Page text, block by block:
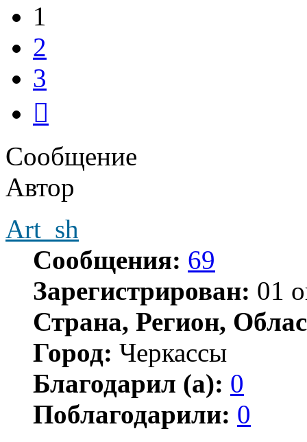
1
2
3
Сообщение
Автор
Art_sh
Сообщения: 69
Зарегистрирован: 01
Страна, Регион,
Город: Черкассы
Благодарил (а): 0
Поблагодарили: 0